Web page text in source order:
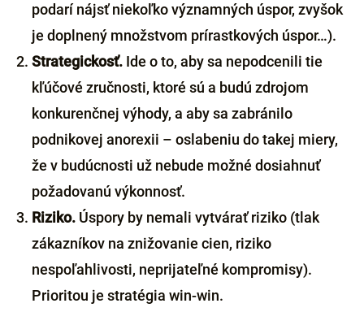
podarí nájsť niekoľko významných úspor, zvyšok
je doplnený množstvom prírastkových úspor…).
Strategickosť. Ide o to, aby sa nepodcenili tie
kľúčové zručnosti, ktoré sú a budú zdrojom
konkurenčnej výhody, a aby sa zabránilo
podnikovej anorexii – oslabeniu do takej miery,
že v budúcnosti už nebude možné dosiahnuť
požadovanú výkonnosť.
Riziko. Úspory by nemali vytvárať riziko (tlak
zákazníkov na znižovanie cien, riziko
nespoľahlivosti, neprijateľné kompromisy).
Prioritou je stratégia win-win.